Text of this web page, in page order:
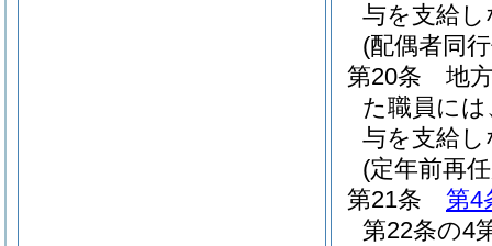
与を支給
(配偶者同
第20条
地
た職員に
与を支給
(定年前再
第21条
第4
第22条の4